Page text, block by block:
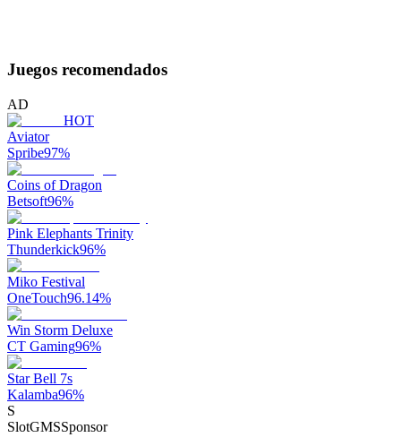
Juegos recomendados
AD
HOT
Aviator
Spribe97%
Coins of Dragon
Betsoft96%
Pink Elephants Trinity
Thunderkick96%
Miko Festival
OneTouch96.14%
Win Storm Deluxe
CT Gaming96%
Star Bell 7s
Kalamba96%
S
SlotGMSSponsor